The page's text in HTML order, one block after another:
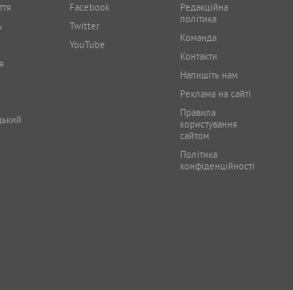
Facebook
Twitter
YouTube
Редакційна
політика
Команда
Контакти
Напишіть нам
Реклама на сайті
Правила
користування
сайтом
Політика
конфіденційності